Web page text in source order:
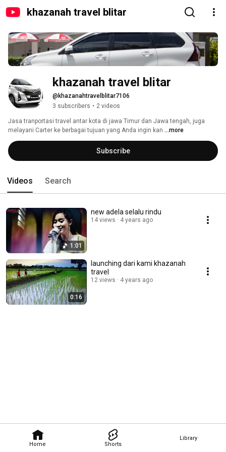
khazanah travel blitar
Home Shorts
Library
khazanah travel blitar
@khazanahtravelblitar7106
3 subscribers • 2 videos
Jasa tranportasi travel antar kota di jawa Timur dan Jawa tengah, juga
melayani Carter ke berbagai tujuan yang Anda ingin kan ...more
Subscribe
Videos Search
1:01
new adela selalu rindu
14 views 4 years ago
0:16
launching dari kami khazanah
travel
12 views 4 years ago